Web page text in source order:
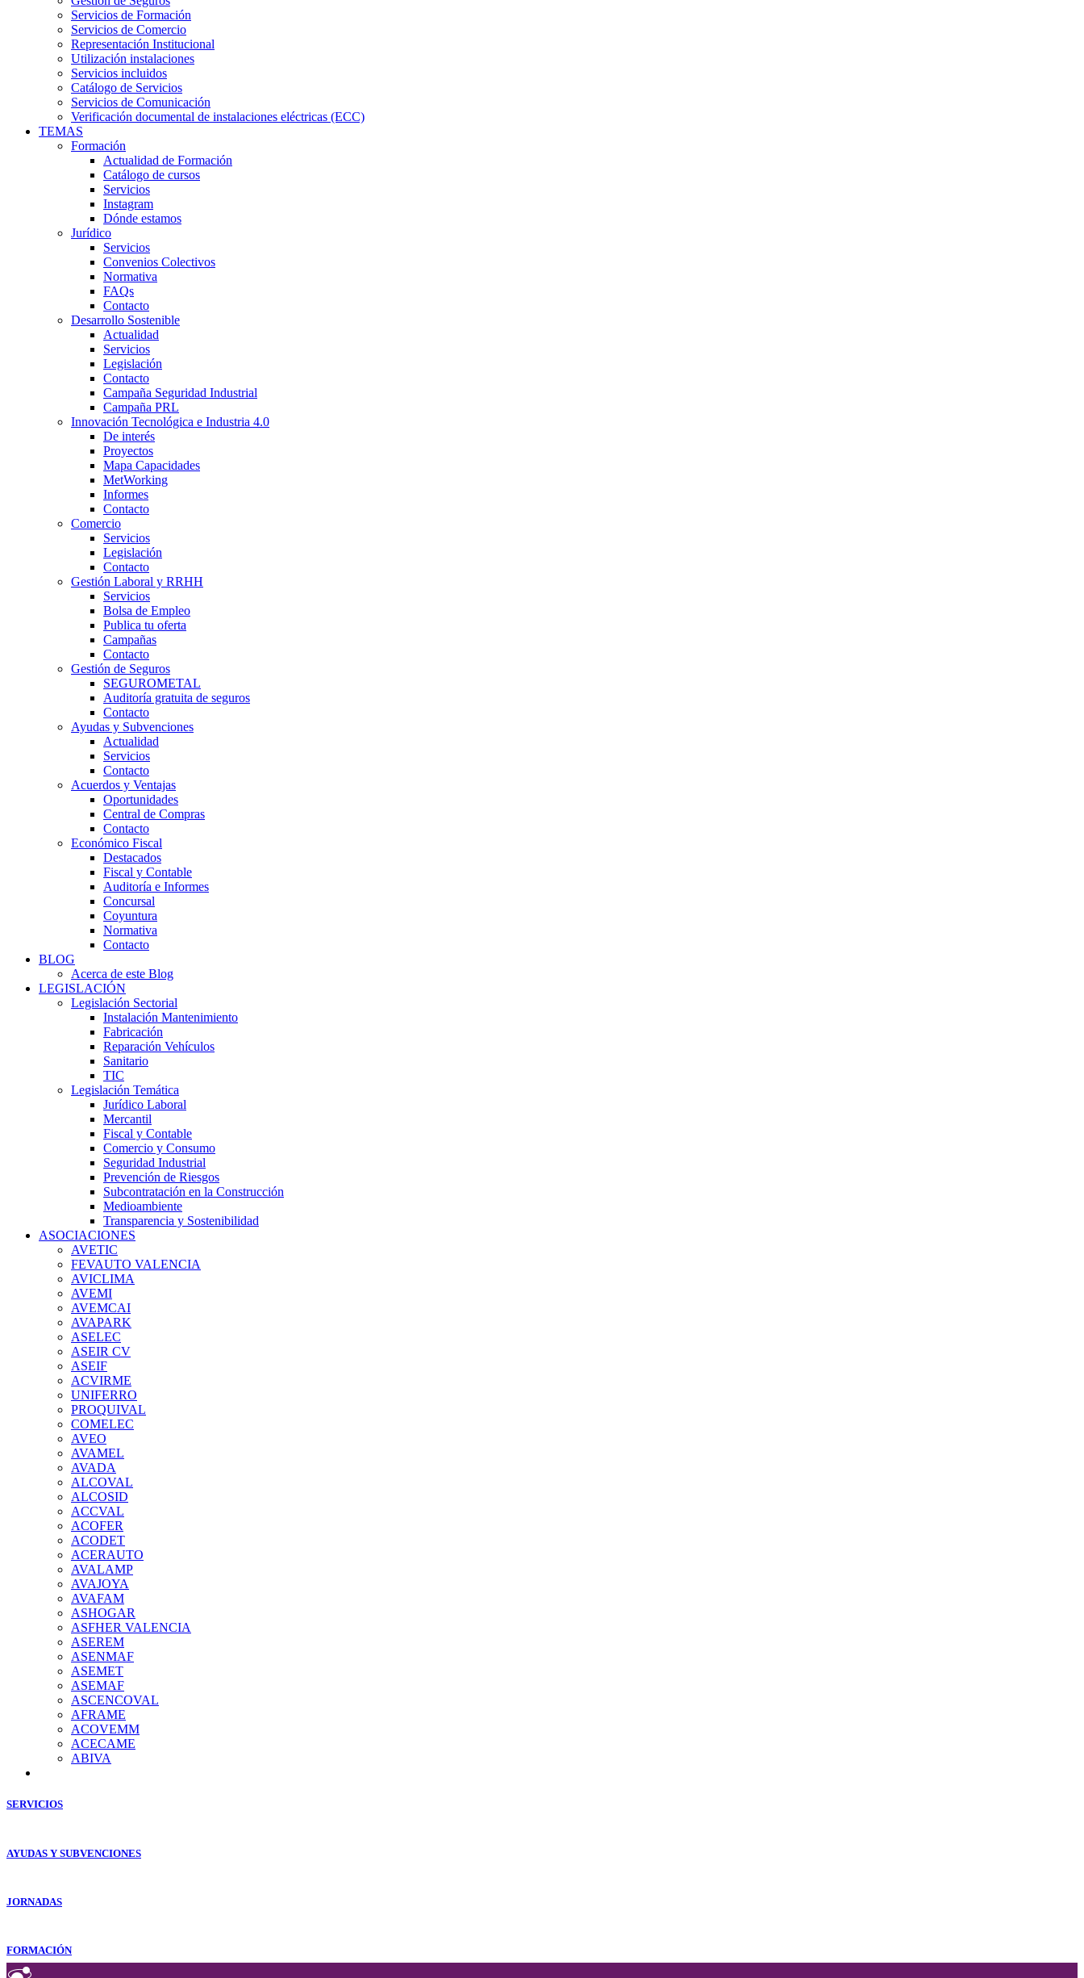
Servicios de Formación
Servicios de Comercio
Representación Institucional
Utilización instalaciones
Servicios incluidos
Catálogo de Servicios
Servicios de Comunicación
Verificación documental de instalaciones eléctricas (ECC)
TEMAS
Formación
Actualidad de Formación
Catálogo de cursos
Servicios
Instagram
Dónde estamos
Jurídico
Servicios
Convenios Colectivos
Normativa
FAQs
Contacto
Desarrollo Sostenible
Actualidad
Servicios
Legislación
Contacto
Campaña Seguridad Industrial
Campaña PRL
Innovación Tecnológica e Industria 4.0
De interés
Proyectos
Mapa Capacidades
MetWorking
Informes
Contacto
Comercio
Servicios
Legislación
Contacto
Gestión Laboral y RRHH
Servicios
Bolsa de Empleo
Publica tu oferta
Campañas
Contacto
Gestión de Seguros
SEGUROMETAL
Auditoría gratuita de seguros
Contacto
Ayudas y Subvenciones
Actualidad
Servicios
Contacto
Acuerdos y Ventajas
Oportunidades
Central de Compras
Contacto
Económico Fiscal
Destacados
Fiscal y Contable
Auditoría e Informes
Concursal
Coyuntura
Normativa
Contacto
BLOG
Acerca de este Blog
LEGISLACIÓN
Legislación Sectorial
Instalación Mantenimiento
Fabricación
Reparación Vehículos
Sanitario
TIC
Legislación Temática
Jurídico Laboral
Mercantil
Fiscal y Contable
Comercio y Consumo
Seguridad Industrial
Prevención de Riesgos
Subcontratación en la Construcción
Medioambiente
Transparencia y Sostenibilidad
ASOCIACIONES
AVETIC
FEVAUTO VALENCIA
AVICLIMA
AVEMI
AVEMCAI
AVAPARK
ASELEC
ASEIR CV
ASEIF
ACVIRME
UNIFERRO
PROQUIVAL
COMELEC
AVEO
AVAMEL
AVADA
ALCOVAL
ALCOSID
ACCVAL
ACOFER
ACODET
ACERAUTO
AVALAMP
AVAJOYA
AVAFAM
ASHOGAR
ASFHER VALENCIA
ASEREM
ASENMAF
ASEMET
ASEMAF
ASCENCOVAL
AFRAME
ACOVEMM
ACECAME
ABIVA
SERVICIOS
AYUDAS Y SUBVENCIONES
JORNADAS
FORMACIÓN